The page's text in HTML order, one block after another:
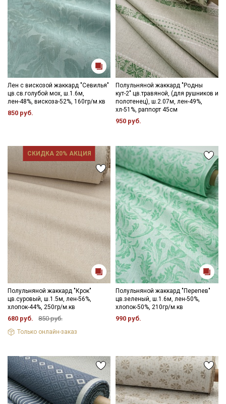
Лен с вискозой жаккард "Севилья"
цв.св.голубой мох, ш.1.6м,
лен-48%, вискоза-52%, 160гр/м.кв
850 руб.
Полульняной жаккард "Родны
кут-2" цв.травяной, (для рушников и
полотенец), ш.2.07м, лен-49%,
хл-51%, раппорт 45см
950 руб.
СКИДКА 20% АКЦИЯ
Полульняной жаккард "Крок"
цв.суровый, ш.1.5м, лен-56%,
хлопок-44%, 250гр/м.кв
680 руб. 850 руб.
Только онлайн-заказ
Полульняной жаккард "Перепев"
цв.зеленый, ш.1.6м, лен-50%,
хлопок-50%, 210гр/м.кв
990 руб.